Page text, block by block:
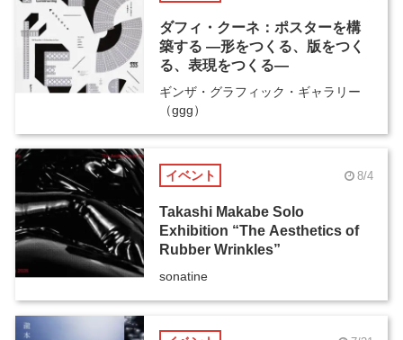
ダフィ・クーネ：ポスターを構
築する ―形をつくる、版をつく
る、表現をつくる―
ギンザ・グラフィック・ギャラリー
（ggg）
イベント 8/4
Takashi Makabe Solo
Exhibition “The Aesthetics of
Rubber Wrinkles”
sonatine